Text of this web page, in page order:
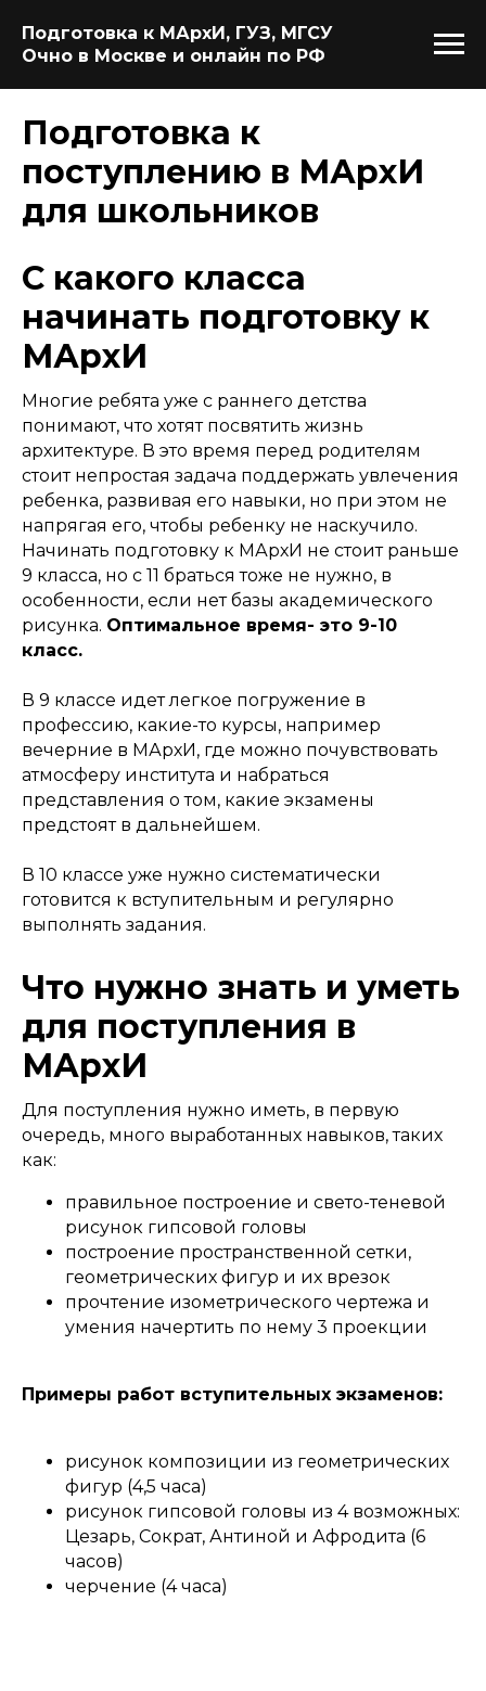
Подготовка к МАрхИ, ГУЗ, МГСУ
Очно в Москве и онлайн по РФ
Подготовка к
поступлению в МАрхИ
для школьников
С какого класса
начинать подготовку к
МАрхИ​
Многие ребята уже с раннего детства
понимают, что хотят посвятить жизнь
архитектуре. В это время перед родителям
стоит непростая задача поддержать увлечения
ребенка, развивая его навыки, но при этом не
напрягая его, чтобы ребенку не наскучило.
Начинать подготовку к МАрхИ не стоит раньше
9 класса, но с 11 браться тоже не нужно, в
особенности, если нет базы академического
рисунка. Оптимальное время- это 9-10
класс.
В 9 классе идет легкое погружение в
профессию, какие-то курсы, например
вечерние в МАрхИ, где можно почувствовать
атмосферу института и набраться
представления о том, какие экзамены
предстоят в дальнейшем.
В 10 классе уже нужно систематически
готовится к вступительным и регулярно
выполнять задания.
Что нужно знать и уметь
для поступления в
МАрхИ​
Для поступления нужно иметь, в первую
очередь, много выработанных навыков, таких
как:
правильное построение и свето-теневой
рисунок гипсовой головы
построение пространственной сетки,
геометрических фигур и их врезок
прочтение изометрического чертежа и
умения начертить по нему 3 проекции
Примеры работ вступительных экзаменов:
рисунок композиции из геометрических
фигур (4,5 часа)
рисунок гипсовой головы из 4 возможных:
Цезарь, Сократ, Антиной и Афродита (6
часов)
черчение (4 часа)